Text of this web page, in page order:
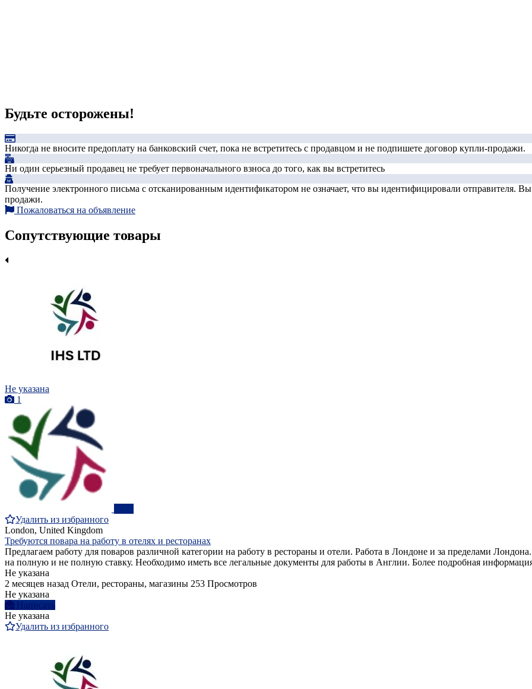
Будьте осторожены!
Никогда не вносите предоплату на банковский счет, пока не встретитесь с продавцом и не подпишете договор купли-продажи.
Ни один серьезный продавец не требует первоначального взноса до того, как вы встретитесь
Получение электронного письма с отсканированным идентификатором не означает, что вы идентифицировали отправителя. Вы
продажи.
Пожаловаться на объявление
Сопутствующие товары
Не указана
1
Удалить из избранного
London, United Kingdom
Требуются повара на работу в отелях и ресторанах
Предлагаем работу для поваров различной категории на работу в рестораны и отели. Работа в Лондоне и за пределами
на полную и не полную ставку. Необходимо иметь все легальные документы для работы в Англии. Более подробная
Не указана
2 месяцев назад Отели, рестораны, магазины 253 Просмотров
Не указана
Написать
Не указана
Удалить из избранного